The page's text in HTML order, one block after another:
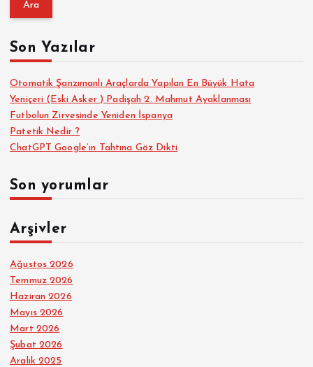
m
:Son Yazılar
Otomatik Şanzımanlı Araçlarda Yapılan En Büyük Hata
Yeniçeri (Eski Asker ) Padişah 2. Mahmut Ayaklanması
Futbolun Zirvesinde Yeniden İspanya
Patetik Nedir ?
ChatGPT Google’ın Tahtına Göz Dikti
Son yorumlar
Arşivler
Ağustos 2026
Temmuz 2026
Haziran 2026
Mayıs 2026
Mart 2026
Şubat 2026
Aralık 2025